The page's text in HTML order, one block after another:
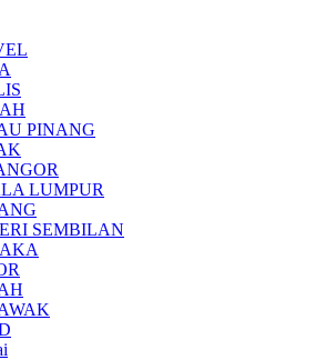
PINANG
LUMPUR
SEMBILAN